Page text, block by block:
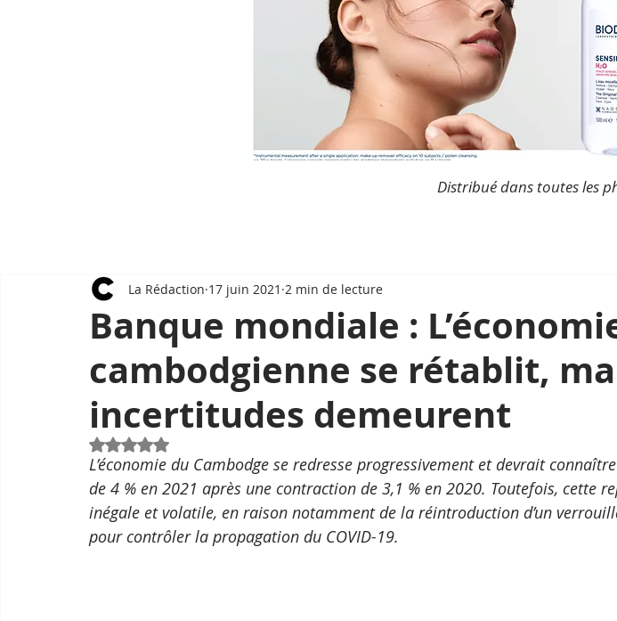
Distribué dans toutes les
Banque mondiale :
cambodgienne se rétablit,
incertitudes demeurent
La Rédaction 17 juin 2021 2 min de lecture
Noté NaN étoiles sur 5.
L’économie du Cambodge se redresse progressivement et devrait
de 4 % en 2021 après une contraction de 3,1 % en 2020. Toutefois, cette
inégale et volatile, en raison notamment de la réintroduction d’un
pour contrôler la propagation du COVID-19.